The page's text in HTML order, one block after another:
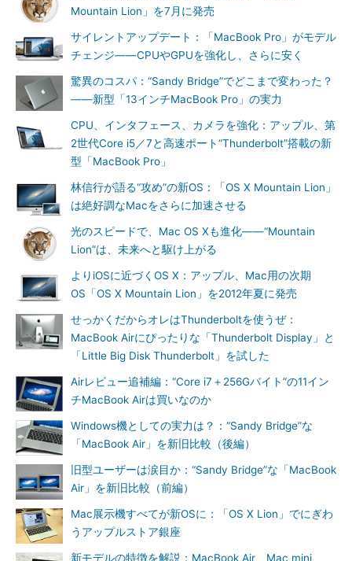
Mountain Lion」を7月に発売
サイレントアップデート：「MacBook Pro」がモデル
チェンジ――CPUやGPUを強化し、さらに安く
驚異のコスパ：“Sandy Bridge”でどこまで変わった？
――新型「13インチMacBook Pro」の実力
CPU、インタフェース、カメラを強化：アップル、第
2世代Core i5／7と高速ポート“Thunderbolt”搭載の新
型「MacBook Pro」
林信行が語る“攻め”の新OS：「OS X Mountain Lion」
は絶好調なMacをさらに加速させる
光のスピードで、Mac OS Xも進化――“Mountain
Lion”は、未来へと駆け上がる
よりiOSに近づくOS X：アップル、Mac用の次期
OS「OS X Mountain Lion」を2012年夏に発売
せっかくだからオレはThunderboltを使うぜ：
MacBook Airにぴったりな「Thunderbolt Display」と
「Little Big Disk Thunderbolt」を試した
Airレビュー追補編：“Core i7＋256Gバイト”の11イン
チMacBook Airは買いなのか
Windows機としての実力は？：“Sandy Bridge”な
「MacBook Air」を新旧比較（後編）
旧型ユーザーは涙目か：“Sandy Bridge”な「MacBook
Air」を新旧比較（前編）
Mac展示機すべてが新OSに：「OS X Lion」でにぎわ
うアップルストア銀座
新モデルの特徴を解説：MacBook Air、Mac mini、